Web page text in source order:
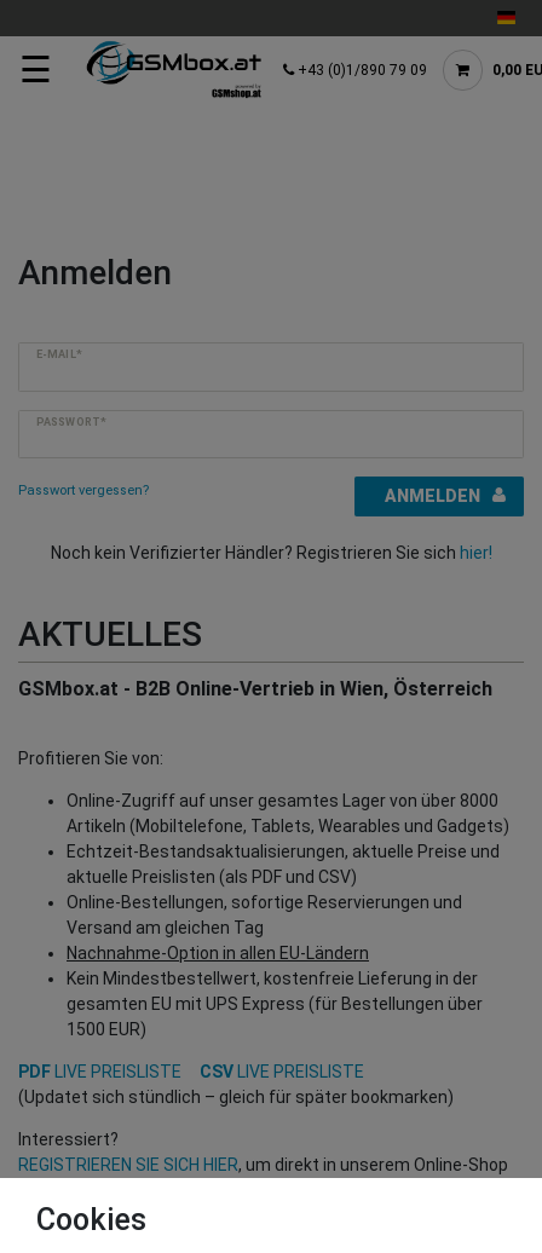
☰ +43 (0)1/890 79 09 0,00
Anmelden
E-MAIL*
PASSWORT*
Passwort vergessen? ANMELDEN
Noch kein Verifizierter Händler? Registrieren Sie sich hier!
AKTUELLES
GSMbox.at - B2B Online-Vertrieb in Wien, Österreich
Profitieren Sie von:
Online-Zugriff auf unser gesamtes Lager von über 8000
Artikeln (Mobiltelefone, Tablets, Wearables und Gadgets)
Echtzeit-Bestandsaktualisierungen, aktuelle Preise und
aktuelle Preislisten (als PDF und CSV)
Online-Bestellungen, sofortige Reservierungen und
Versand am gleichen Tag
Nachnahme-Option in allen EU-Ländern
Kein Mindestbestellwert, kostenfreie Lieferung in der
gesamten EU mit UPS Express (für Bestellungen über
1500 EUR)
PDF LIVE PREISLISTE CSV
LIVE PREISLISTE
(Updatet sich stündlich – gleich für später bookmarken)
Interessiert?
REGISTRIEREN SIE SICH HIER, um direkt in unserem Online-Shop
(Nur für Wiederverkäufer und B2B Kunden – gültige EU UID
Cookies